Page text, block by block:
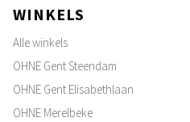
WINKELS
Alle winkels
OHNE Gent Steendam
OHNE Gent Elisabethlaan
OHNE Merelbeke